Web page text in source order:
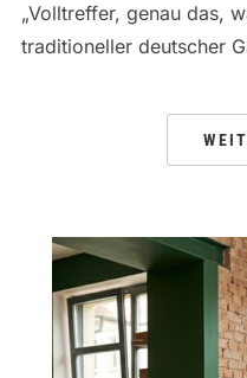
„Volltreffer, genau das,
traditioneller deutscher